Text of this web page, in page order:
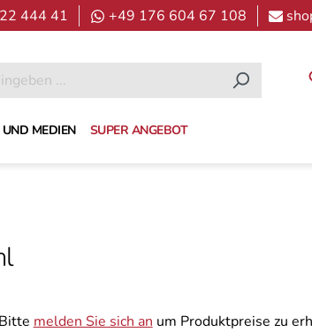
444 41 +49 176 604 67 108
MEDIEN SUPER ANGEBOT
Bitte melden Sie sich an um Produktpreise zu